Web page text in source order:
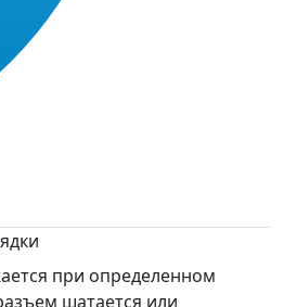
при определенном
шатается или